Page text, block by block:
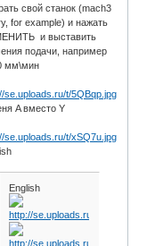
свой станок (mach3
for example) и нажать
и выставить
подачи, например
мм\мин
A вместо Y
English